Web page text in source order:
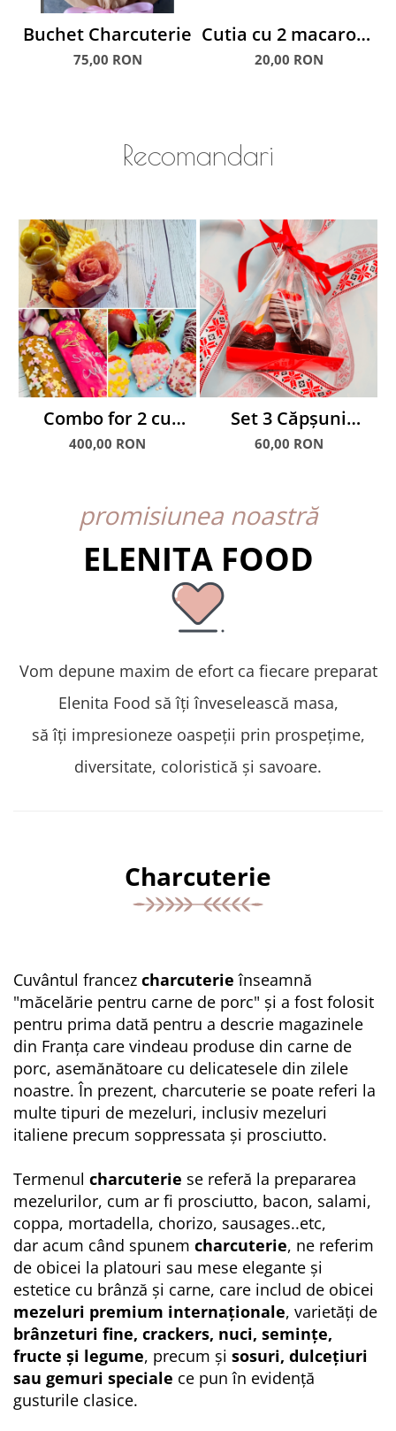
Buchet Charcuterie
75,00 RON
Cutia cu 2 macarons
iubăreți
20,00 RON
Recomandari
Combo for 2 cu
Charcuterie Snack,
400,00 RON
Set 3 Căpșuni
glasate în ciocolată
60,00 RON
promisiunea noastră
ELENITA FOOD
Vom depune maxim de efort ca fiecare preparat
Elenita Food să îți înveselească masa,
să îți impresioneze oaspeții prin prospețime,
diversitate, coloristică și savoare.
Charcuterie
Cuvântul francez charcuterie înseamnă
"măcelărie pentru carne de porc" și a fost folosit
pentru prima dată pentru a descrie magazinele
din Franța care vindeau produse din carne de
porc, asemănătoare cu delicatesele din zilele
noastre. În prezent, charcuterie se poate referi la
multe tipuri de mezeluri, inclusiv mezeluri
italiene precum soppressata și prosciutto.
Termenul charcuterie se referă la prepararea
mezelurilor, cum ar fi prosciutto, bacon, salami,
coppa, mortadella, chorizo, sausages..etc,
dar acum când spunem charcuterie, ne referim
de obicei la platouri sau mese elegante și
estetice cu brânză și carne, care includ de obicei
mezeluri premium internaționale, varietăți de
brânzeturi fine, crackers, nuci, semințe,
fructe și legume, precum și sosuri, dulcețiuri
sau gemuri speciale ce pun în evidență
gusturile clasice.